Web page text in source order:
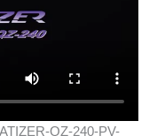
QZ-240-PV-